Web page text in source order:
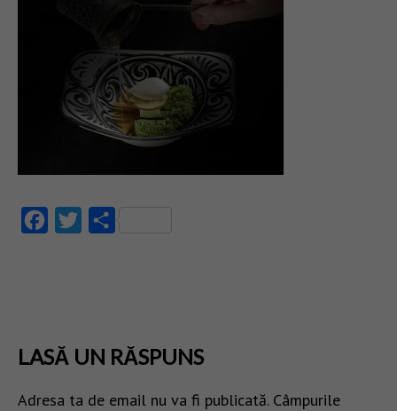
FacebookTwitter
LASĂ UN RĂSPUNS
Adresa ta de email nu va fi publicată. Câmpurile